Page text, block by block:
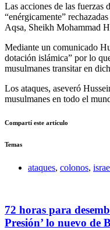
Las acciones de las fuerzas
“enérgicamente”
Aqsa, Sheikh Mohammad
Mediante un comunicado
dotación islámica” por lo
musulmanes transitar en
Los ataques, aseveró
musulmanes en todo el
Compartí este artículo
Temas
ataques, colonos,
72 horas para
Presión’ lo nuevo de